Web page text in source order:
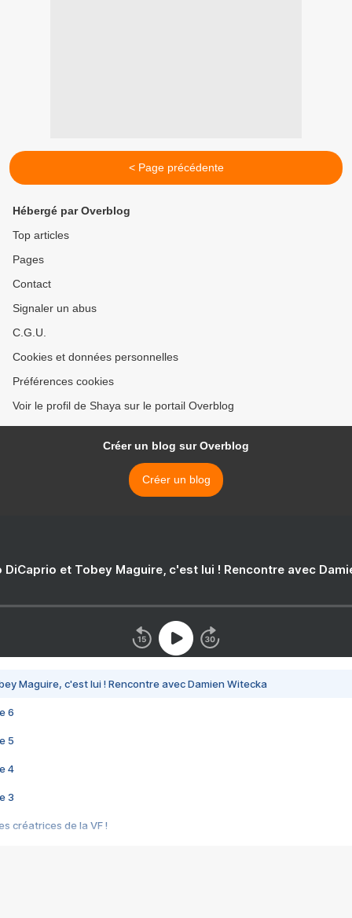
< Page précédente
Hébergé par Overblog
Top articles
Pages
Contact
Signaler un abus
C.G.U.
Cookies et données personnelles
Préférences cookies
Voir le profil de Shaya sur le portail Overblog
Créer un blog sur Overblog
Créer un blog
DiCaprio et Tobey Maguire, c'est lui ! Rencontre avec
Maguire, c'est lui ! Rencontre avec Damien Witecka
6
5
4
3
créatrices de la VF !